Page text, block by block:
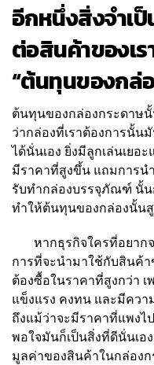
อีกหนึ่งสิ่งจำเ
ต่อสินค้าของเร
“ต้นทุนของกล่
ต้นทุนของกล่องกระดาษ
ว่ากล่องที่เราต้องการนั้น
ได้นั่นเอง ยิ่งมีลูกเล่นเย
มีราคาที่สูงขึ้น แถมการน
รับทำกล่องบรรจุภัณฑ์ นั้น
ทำให้ต้นทุนของกล่องนั้น
หากธุรกิจใครที่อยา
การที่จะนำมาใช้กับสินค้า
ต้องซื้อในราคาที่สูงกว่า
แข็งแรง คงทน และมีคว
ถึงแม้ว่าจะมีราคาที่แพง
พอใจมันก็เป็นสิ่งที่ดีนั่นเอ
มูลค่าของสินค้าในกล่องก